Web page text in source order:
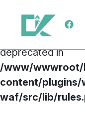
Deprecated
:
parameter #3
deprecated in
/www/wwwroot/
content/
waf/src/lib/
Меню